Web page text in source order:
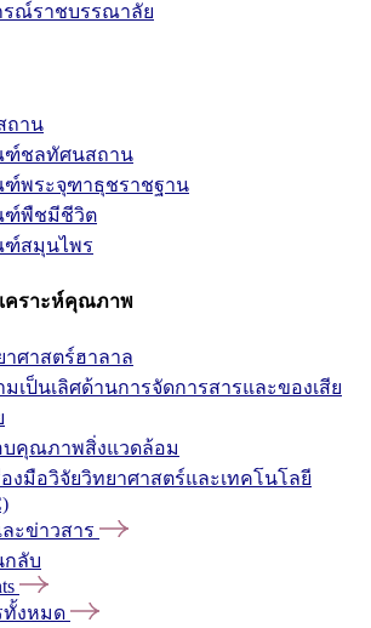
รณ์ราชบรรณาลัย
ถาน
ชลทัศนสถาน
พระจุฑาธุชราชฐาน
พืชมีชีวิต
สมุนไพร
คราะห์คุณภาพ
ศาสตร์ฮาลาล
เป็นเลิศด้านการจัดการสารและของเสีย
บคุณภาพสิ่งแวดล้อม
งมือวิจัยวิทยาศาสตร์และเทคโนโลยี
ะข่าวสาร
กลับ
ทั้งหมด